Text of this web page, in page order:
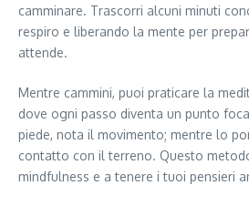
camminare. Trascorri alcuni minuti
respiro e liberando la mente per
attende.
Mentre cammini, puoi praticare la
dove ogni passo diventa un punto
piede, nota il movimento; mentre lo
contatto con il terreno. Questo
mindfulness e a tenere i tuoi pensieri